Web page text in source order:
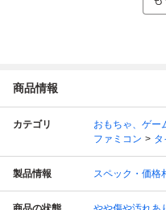
商品情報
カテゴリ おもちゃ、ゲー
ファミコン
タ
製品情報 スペック・価格